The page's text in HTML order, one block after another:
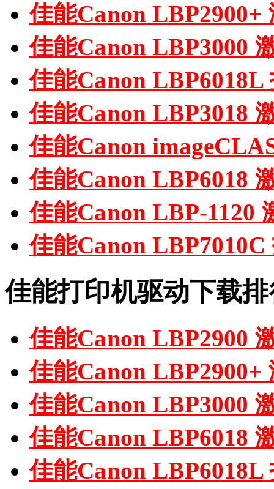
佳能Canon LBP2900+
佳能Canon LBP3000
佳能Canon LBP6018L
佳能Canon LBP3018
佳能Canon
佳能Canon LBP6018
佳能Canon LBP-1120
佳能Canon
佳能打印机驱动下载
佳能Canon LBP2900
佳能Canon LBP2900+
佳能Canon LBP3000
佳能Canon LBP6018
佳能Canon LBP6018L